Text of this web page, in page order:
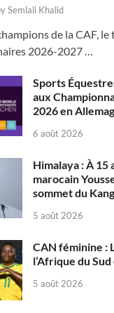
Semlali Khalid
de la CAF,
2026-2027 …
Sports
aux
2026 en
6 août 2026
Himalaya : À 15
marocain
sommet du
5 août 2026
CAN féminine :
l’Afrique du
5 août 2026